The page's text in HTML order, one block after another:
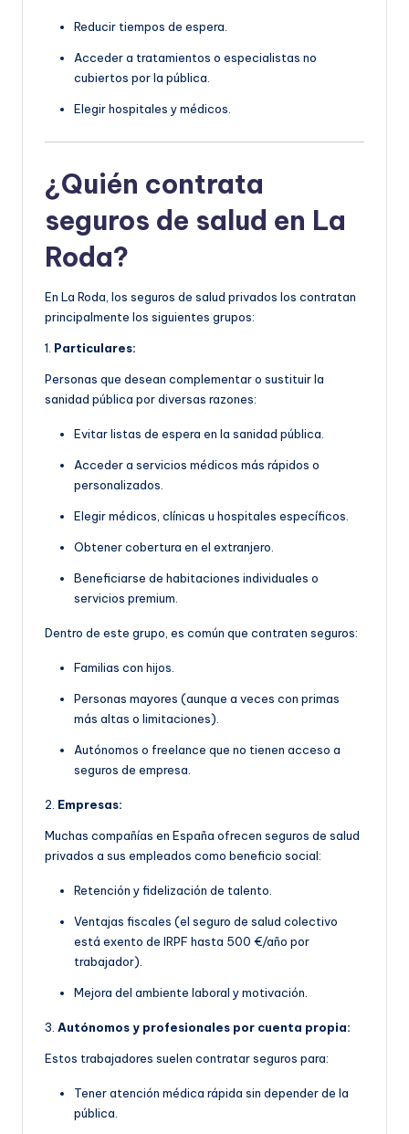
Reducir tiempos de espera.
Acceder a tratamientos o especialistas no
cubiertos por la pública.
Elegir hospitales y médicos.
¿Quién contrata
seguros de salud en La
Roda?
En La Roda, los seguros de salud privados los contratan
principalmente los siguientes grupos:
1. Particulares:
Personas que desean complementar o sustituir la
sanidad pública por diversas razones:
Evitar listas de espera en la sanidad pública.
Acceder a servicios médicos más rápidos o
personalizados.
Elegir médicos, clínicas u hospitales específicos.
Obtener cobertura en el extranjero.
Beneficiarse de habitaciones individuales o
servicios premium.
Dentro de este grupo, es común que contraten seguros:
Familias con hijos.
Personas mayores (aunque a veces con primas
más altas o limitaciones).
Autónomos o freelance que no tienen acceso a
seguros de empresa.
2. Empresas:
Muchas compañías en España ofrecen seguros de salud
privados a sus empleados como beneficio social:
Retención y fidelización de talento.
Ventajas fiscales (el seguro de salud colectivo
está exento de IRPF hasta 500 €/año por
trabajador).
Mejora del ambiente laboral y motivación.
3. Autónomos y profesionales por cuenta propia:
Estos trabajadores suelen contratar seguros para:
Tener atención médica rápida sin depender de la
pública.